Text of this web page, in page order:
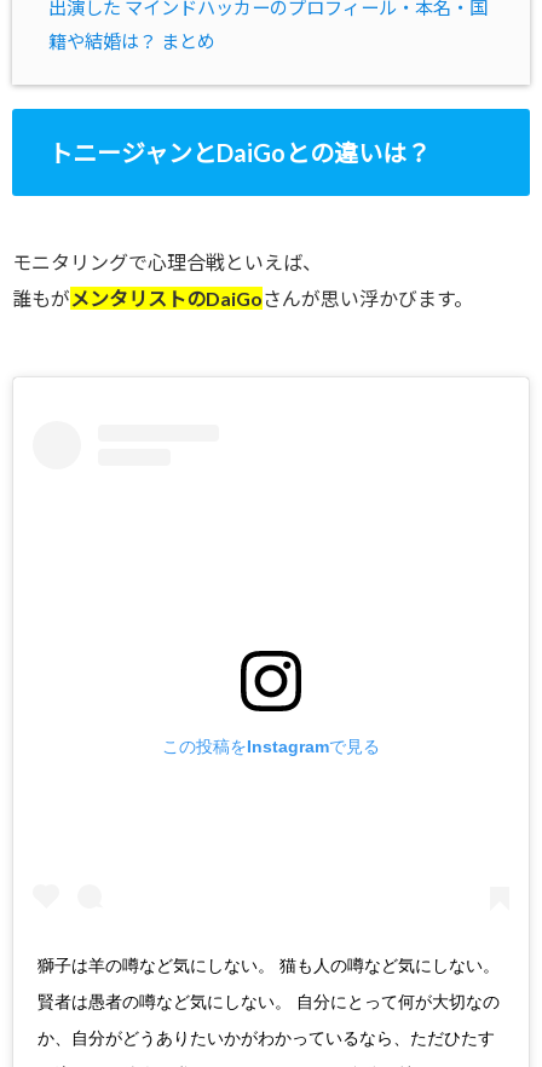
出演した マインドハッカーのプロフィール・本名・国
籍や結婚は？ まとめ
トニージャンとDaiGoとの違いは？
モニタリングで心理合戦といえば、
誰もがメンタリストのDaiGoさんが思い浮かびます。
この投稿をInstagramで見る
獅子は羊の噂など気にしない。 猫も人の噂など気にしない。
賢者は愚者の噂など気にしない。 自分にとって何が大切なの
か、自分がどうありたいかがわかっているなら、ただひたす